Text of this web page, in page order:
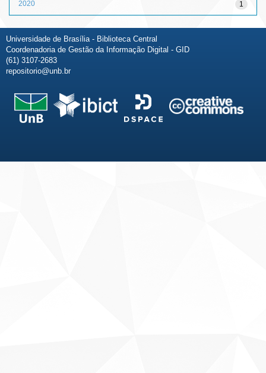
1
2020
Universidade de Brasília - Biblioteca Central
Coordenadoria de Gestão da Informação Digital - GID
(61) 3107-2683
repositorio@unb.br